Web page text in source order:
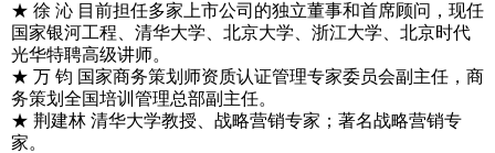
★ 徐 沁 目前担任多家上市公司的独立董事和首席顾问，现任
国家银河工程、清华大学、北京大学、浙江大学、北京时代
光华特聘高级讲师。
★ 万 钧 国家商务策划师资质认证管理专家委员会副主任，商
务策划全国培训管理总部副主任。
★ 荆建林 清华大学教授、战略营销专家；著名战略营销专
家。